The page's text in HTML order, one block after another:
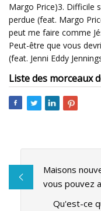
Margo Price)3. Difficile
perdue (feat. Margo
peut me faire comme
Peut-être que vous
(feat. Jenni Eddy
Liste des morceaux
Maisons
vous pouvez
Qu'est-ce